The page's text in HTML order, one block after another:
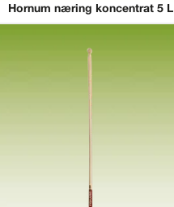
Hornum næring koncentrat 5 L